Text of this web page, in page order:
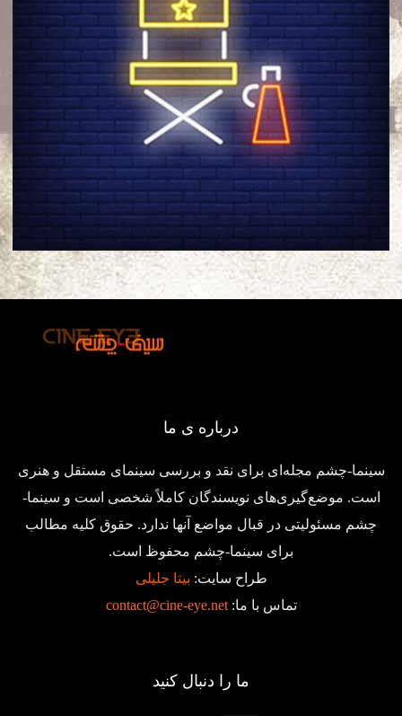
درباره ی ما
سینما-چشم مجله‌ای برای نقد و بررسی سینمای مستقل و هنری
است. موضع‌گیری‌های نویسندگان کاملاً شخصی است و سینما-
چشم مسئولیتی در قبال مواضع آنها ندارد. حقوق کلیه مطالب
برای سینما-چشم محفوظ است.
طراح سایت: بیتا جلیلی
تماس با ما:contact@cine-eye.net
ما را دنبال کنید